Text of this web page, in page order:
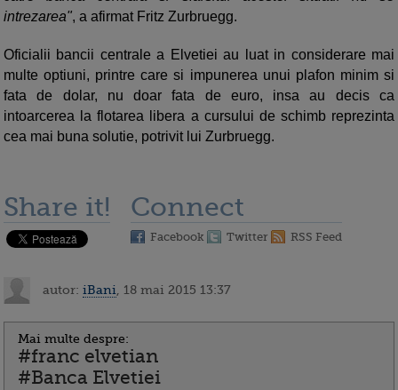
intrezarea", a afirmat Fritz Zurbruegg.
Oficialii bancii centrale a Elvetiei au luat in considerare mai
multe optiuni, printre care si impunerea unui plafon minim si
fata de dolar, nu doar fata de euro, insa au decis ca
intoarcerea la flotarea libera a cursului de schimb reprezinta
cea mai buna solutie, potrivit lui Zurbruegg.
Share it! Connect
Facebook Twitter RSS Feed
autor: iBani , 18 mai 2015 13:37
Mai multe despre:
#franc elvetian
#Banca Elvetiei